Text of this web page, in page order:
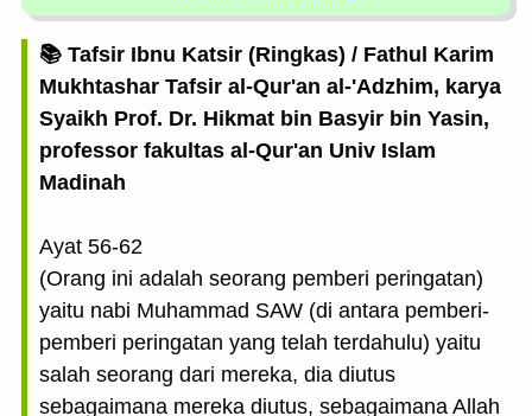
📚 Tafsir Ibnu Katsir (Ringkas) / Fathul Karim
Mukhtashar Tafsir al-Qur'an al-'Adzhim, karya
Syaikh Prof. Dr. Hikmat bin Basyir bin Yasin,
professor fakultas al-Qur'an Univ Islam
Madinah
Ayat 56-62
(Orang ini adalah seorang pemberi peringatan)
yaitu nabi Muhammad SAW (di antara pemberi-
pemberi peringatan yang telah terdahulu) yaitu
salah seorang dari mereka, dia diutus
sebagaimana mereka diutus, sebagaimana Allah